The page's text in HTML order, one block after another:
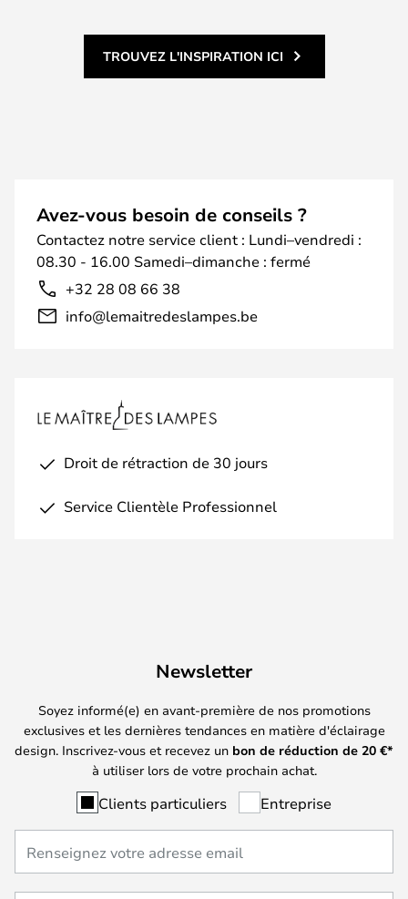
TROUVEZ L'INSPIRATION ICI
Avez-vous besoin de conseils ?
Contactez notre service client : Lundi–vendredi :
08.30 - 16.00 Samedi–dimanche : fermé
+32 28 08 66 38
info@lemaitredeslampes.be
Droit de rétraction de 30 jours
Service Clientèle Professionnel
Newsletter
Soyez informé(e) en avant-première de nos promotions
exclusives et les dernières tendances en matière d'éclairage
design. Inscrivez-vous et recevez un bon de réduction de 20 €*
à utiliser lors de votre prochain achat.
Clients particuliers Entreprise